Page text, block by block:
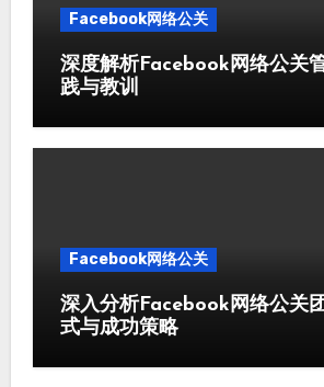
Facebook网络公关
深度解析Facebook网络公关
践与教训
Facebook网络公关
深入分析Facebook网络公关
式与成功策略